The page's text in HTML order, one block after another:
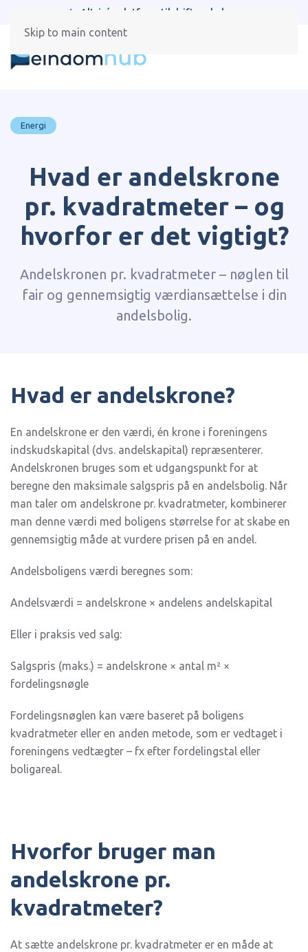
Skip to main content
Alt-i-én platform til drift og beboere
Energi
Hvad er andelskrone
pr. kvadratmeter – og
hvorfor er det vigtigt?
Andelskronen pr. kvadratmeter – nøglen til
fair og gennemsigtig værdiansættelse i din
andelsbolig.
Hvad er andelskrone?
En andelskrone er den værdi, én krone i foreningens
indskudskapital (dvs. andelskapital) repræsenterer.
Andelskronen bruges som et udgangspunkt for at
beregne den maksimale salgspris på en andelsbolig. Når
man taler om andelskrone pr. kvadratmeter, kombinerer
man denne værdi med boligens størrelse for at skabe en
gennemsigtig måde at vurdere prisen på en andel.
Andelsboligens værdi beregnes som:
Andelsværdi = andelskrone × andelens andelskapital
Eller i praksis ved salg:
Salgspris (maks.) = andelskrone × antal m² ×
fordelingsnøgle
Fordelingsnøglen kan være baseret på boligens
kvadratmeter eller en anden metode, som er vedtaget i
foreningens vedtægter – fx efter fordelingstal eller
boligareal.
Hvorfor bruger man
andelskrone pr.
kvadratmeter?
At sætte andelskrone pr. kvadratmeter er en måde at